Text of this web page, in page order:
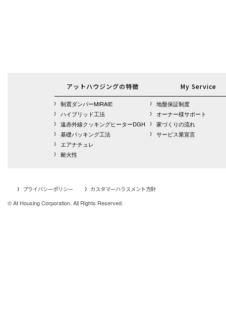
アットハウジングの特徴
制震ダンパーMIRAIE
ハイブリッド工法
遠赤外線クッキングヒーターDGH
基礎パッキング工法
エアナチュレ
耐火性
My Service
地盤保証制度
オーナー様サポート
家づくりの流れ
サービス業宣言
プライバシーポリシー カスタマーハラスメント方針
© At Housing Corporation. All Rights Reserved.